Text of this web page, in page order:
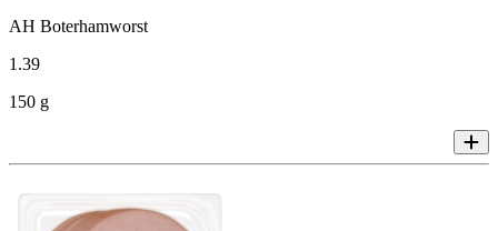
AH Boterhamworst
1.39
150 g